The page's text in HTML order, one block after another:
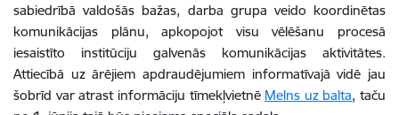
sabiedrībā valdošās bažas, darba grupa veido koordinētas
komunikācijas plānu, apkopojot visu vēlēšanu procesā
iesaistīto institūciju galvenās komunikācijas aktivitātes.
Attiecībā uz ārējiem apdraudējumiem informatīvajā vidē jau
šobrīd var atrast informāciju tīmekļvietnē Melns uz balta, taču